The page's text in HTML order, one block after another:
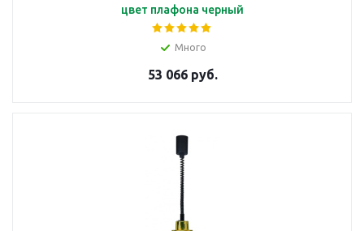
цвет плафона черный
Много
53 066 руб.